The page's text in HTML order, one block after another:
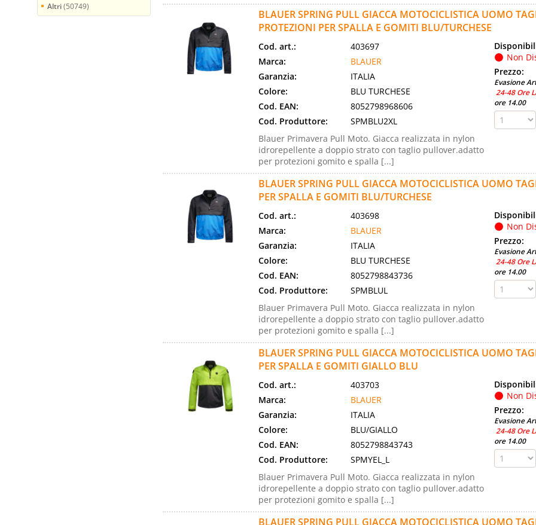
Altri(50749)
BLAUER SPRING PULL GIACCA MOTOCICLISTICA UOMO
PROTEZIONI PER SPALLA E GOMITI BLU/TURCHESE
Cod. art.:
403697
Marca:
BLAUER
Garanzia:
ITALIA
Colore:
BLU TURCHESE
Cod. EAN:
8052798968606
Cod. Produttore:
SPMBLU2XL
Blauer Primavera Pull Moto. Giacca realizzata in nylon
idrorepellente a doppio strato con taglio pullover.adatto
per protezioni gomito e spalla [...]
Non
Prezzo:
Evasione
24-48 Ore
ore 14.00
BLAUER SPRING PULL GIACCA MOTOCICLISTICA UOMO
PER SPALLA E GOMITI BLU/TURCHESE
Cod. art.:
403698
Marca:
BLAUER
Garanzia:
ITALIA
Colore:
BLU TURCHESE
Cod. EAN:
8052798843736
Cod. Produttore:
SPMBLUL
Blauer Primavera Pull Moto. Giacca realizzata in nylon
idrorepellente a doppio strato con taglio pullover.adatto
per protezioni gomito e spalla [...]
Non
Prezzo:
Evasione
24-48 Ore
ore 14.00
BLAUER SPRING PULL GIACCA MOTOCICLISTICA UOMO
PER SPALLA E GOMITI GIALLO BLU
Cod. art.:
403703
Marca:
BLAUER
Garanzia:
ITALIA
Colore:
BLU/GIALLO
Cod. EAN:
8052798843743
Cod. Produttore:
SPMYEL_L
Blauer Primavera Pull Moto. Giacca realizzata in nylon
idrorepellente a doppio strato con taglio pullover.adatto
per protezioni gomito e spalla [...]
Non
Prezzo:
Evasione
24-48 Ore
ore 14.00
BLAUER SPRING PULL GIACCA MOTOCICLISTICA UOMO